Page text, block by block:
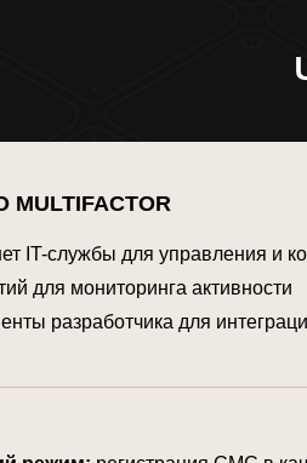
разработчика для
для мониторинга активности
IT-службы для управления и